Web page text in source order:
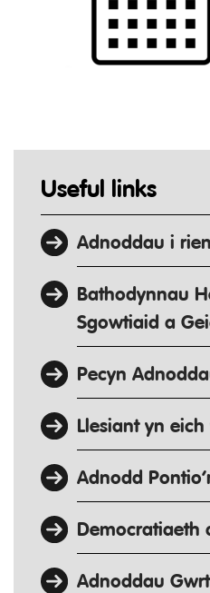
Useful links
Adnoddau i
Bathodynnau
Sgowtiaid a
Pecyn
Llesiant yn eich
Adnodd
Democratiaeth
Adnoddau